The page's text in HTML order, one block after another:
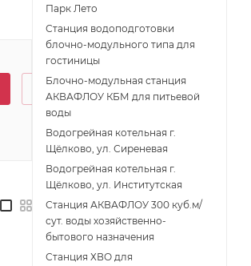
Парк Лето
Станция водоподготовки
блочно-модульного типа для
гостиницы
Блочно-модульная станция
АКВАФЛОУ КБМ для питьевой
воды
Водогрейная котельная г.
Щёлково, ул. Сиреневая
Водогрейная котельная г.
Щёлково, ул. Институтская
Станция АКВАФЛОУ 300 куб.м/
сут. воды хозяйственно-
бытового назначения
Станция ХВО для